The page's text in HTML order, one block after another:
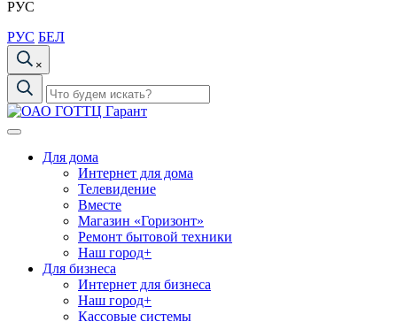
РУС
РУС БЕЛ
×
Для дома
Интернет для дома
Телевидение
Вместе
Магазин «Горизонт»
Ремонт бытовой техники
Наш город+
Для бизнеса
Интернет для бизнеса
Наш город+
Кассовые системы